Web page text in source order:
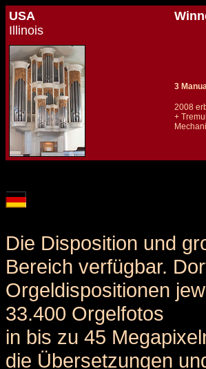
USA
Illinois
3
2008
+
Die Disposition und
Bereich verfügbar.
Orgeldispositionen
33.400 Orgelfotos
in bis zu 45
die Übersetzungen